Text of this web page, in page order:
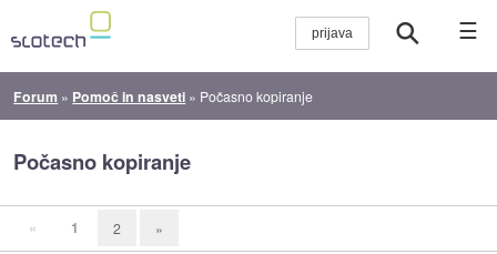
☰
Forum » Pomoč in nasveti » Počasno kopiranje
Počasno kopiranje
« 1 2 »